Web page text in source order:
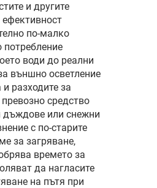
и другите
по-малко
потребление
води до реални
външно осветление
разходите за
средство
дъждове или снежни
с по-старите
за загряване,
времето за
да нагласите
на пътя при